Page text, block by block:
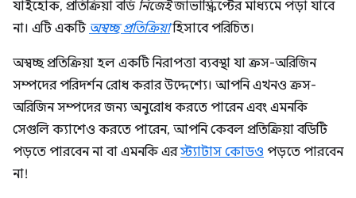
যাইহোক, প্রতিক্রিয়া বডি নিজেইজাভাস্ক্রিপ্টের মাধ্যমে পড়া যাবে
না। এটি একটি অস্বচ্ছ প্রতিক্রিয়াহিসাবে পরিচিত।
অস্বচ্ছ প্রতিক্রিয়া হল একটি নিরাপত্তা ব্যবস্থা যা ক্রস-অরিজিন
সম্পদের পরিদর্শন রোধ করার উদ্দেশ্যে। আপনি এখনও ক্রস-
অরিজিন সম্পদের জন্য অনুরোধ করতে পারেন এবং এমনকি
সেগুলি ক্যাশেও করতে পারেন, আপনি কেবল প্রতিক্রিয়া বডিটি
পড়তে পারবেন না বা এমনকি এরস্ট্যাটাস কোডও পড়তে পারবেন
না!